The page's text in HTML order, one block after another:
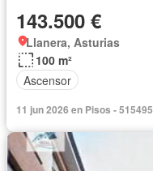
143.500 €
Llanera, Asturias
100 m²
Ascensor
11 jun 2026 en Pisos - 515495